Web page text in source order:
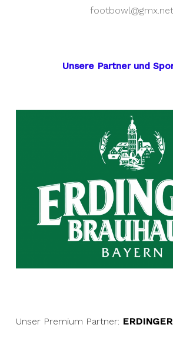
footbowl@gmx.net
Unsere Partner und
Unser Premium Partner: